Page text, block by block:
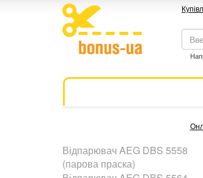
Відпарювач AEG DBS 5558
(парова праска)